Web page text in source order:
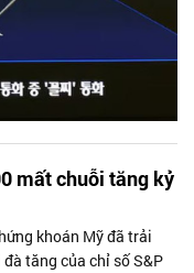
mất chuỗi tăng kỷ
khoán Mỹ đã trải
tăng của chỉ số S&P